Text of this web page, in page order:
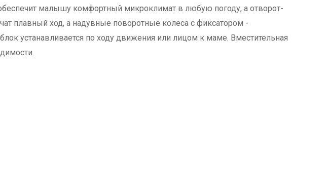
малышу комфортный микроклимат в любую погоду, а отворот-
плавный ход, а надувные поворотные колеса с фиксатором -
устанавливается по ходу движения или лицом к маме. Вместительная